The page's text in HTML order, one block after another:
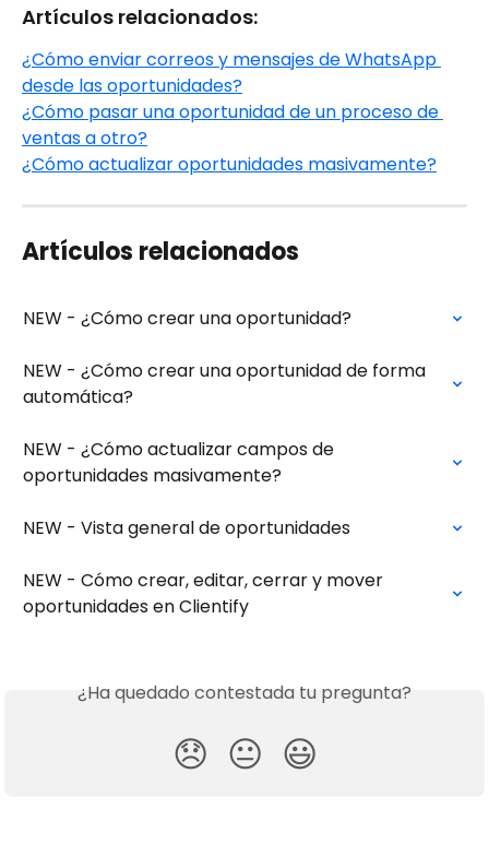
Artículos relacionados:
¿Cómo enviar correos y mensajes de WhatsApp
desde las oportunidades?
¿Cómo pasar una oportunidad de un proceso de
ventas a otro?
¿Cómo actualizar oportunidades masivamente?
Artículos relacionados
NEW - ¿Cómo crear una oportunidad?
NEW - ¿Cómo crear una oportunidad de forma
automática?
NEW - ¿Cómo actualizar campos de
oportunidades masivamente?
NEW - Vista general de oportunidades
NEW - Cómo crear, editar, cerrar y mover
oportunidades en Clientify
¿Ha quedado contestada tu pregunta?
😞 😐 😃